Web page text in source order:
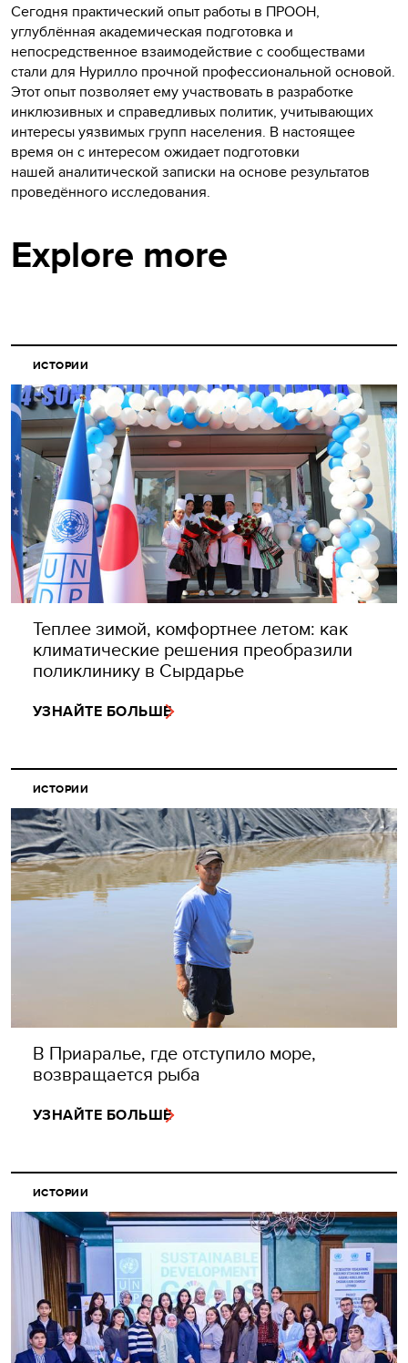
Сегодня практический опыт работы в ПРООН,
углублённая академическая подготовка и
непосредственное взаимодействие с сообществами
стали для Нурилло прочной профессиональной основой.
Этот опыт позволяет ему участвовать в разработке
инклюзивных и справедливых политик, учитывающих
интересы уязвимых групп населения. В настоящее
время он с интересом ожидает подготовки
нашей аналитической записки на основе результатов
проведённого исследования.
Explore more
ИСТОРИИ
Теплее зимой, комфортнее летом: как
климатические решения преобразили
поликлинику в Сырдарье
УЗНАЙТЕ БОЛЬШЕ
ИСТОРИИ
В Приаралье, где отступило море,
возвращается рыба
УЗНАЙТЕ БОЛЬШЕ
ИСТОРИИ